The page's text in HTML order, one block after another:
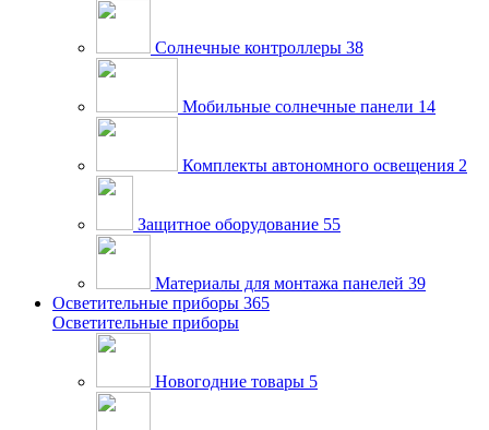
Солнечные контроллеры 38
Мобильные солнечные панели 14
Комплекты автономного освещения 2
Защитное оборудование 55
Материалы для монтажа панелей 39
Осветительные приборы 365
Осветительные приборы
Новогодние товары 5